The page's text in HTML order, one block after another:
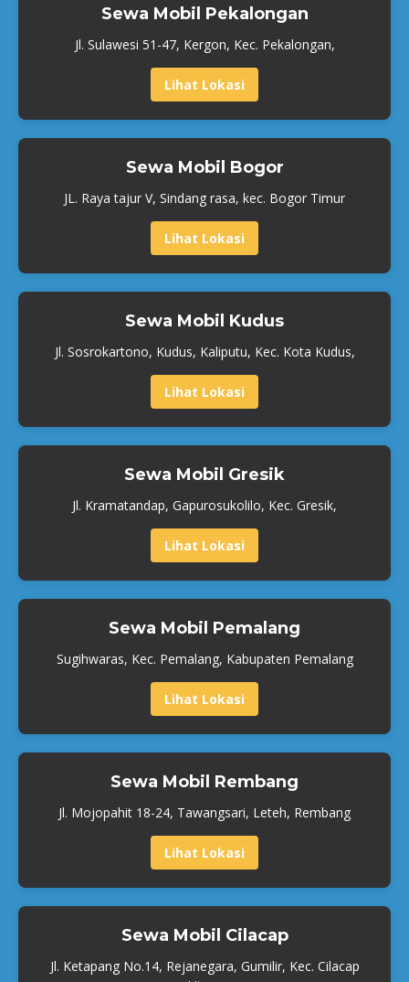
Sewa Mobil Pekalongan
Jl. Sulawesi 51-47, Kergon, Kec. Pekalongan,
Lihat Lokasi
Sewa Mobil Bogor
JL. Raya tajur V, Sindang rasa, kec. Bogor Timur
Lihat Lokasi
Sewa Mobil Kudus
Jl. Sosrokartono, Kudus, Kaliputu, Kec. Kota Kudus,
Lihat Lokasi
Sewa Mobil Gresik
Jl. Kramatandap, Gapurosukolilo, Kec. Gresik,
Lihat Lokasi
Sewa Mobil Pemalang
Sugihwaras, Kec. Pemalang, Kabupaten Pemalang
Lihat Lokasi
Sewa Mobil Rembang
Jl. Mojopahit 18-24, Tawangsari, Leteh, Rembang
Lihat Lokasi
Sewa Mobil Cilacap
Jl. Ketapang No.14, Rejanegara, Gumilir, Kec. Cilacap